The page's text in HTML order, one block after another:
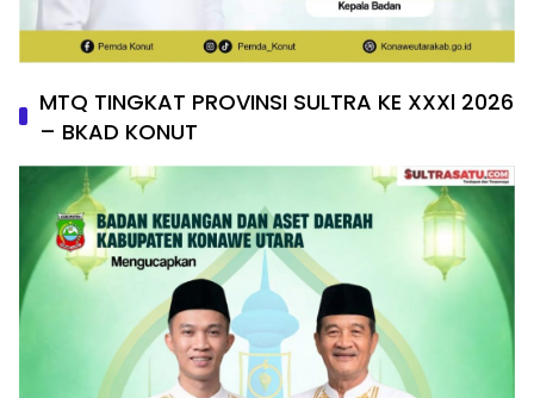
MTQ TINGKAT PROVINSI SULTRA KE XXXl 2026
– BKAD KONUT